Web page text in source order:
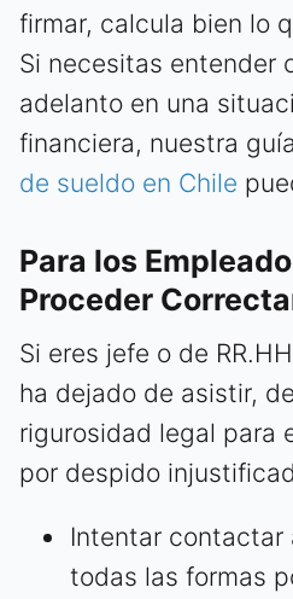
firmar, calcula bien lo
Si necesitas entender
adelanto en una
financiera, nuestra
de sueldo en Chile
Para los
Proceder
Si eres jefe o de
ha dejado de asistir,
rigurosidad legal para
por despido
Intentar contactar
todas las formas